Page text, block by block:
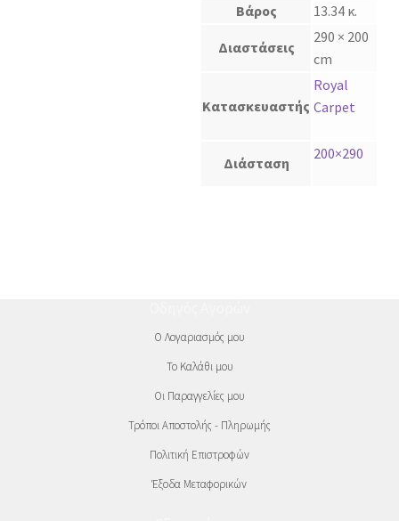
Βάρος 13.34 κ.
Διαστάσεις
290 × 200
cm
Κατασκευαστής
Royal
Carpet
Διάσταση
200×290
Ο Λογαριασμός μου
Το Καλάθι μου
Οι Παραγγελίες μου
Τρόποι Αποστολής - Πληρωμής
Πολιτική Επιστροφών
Έξοδα Μεταφορικών